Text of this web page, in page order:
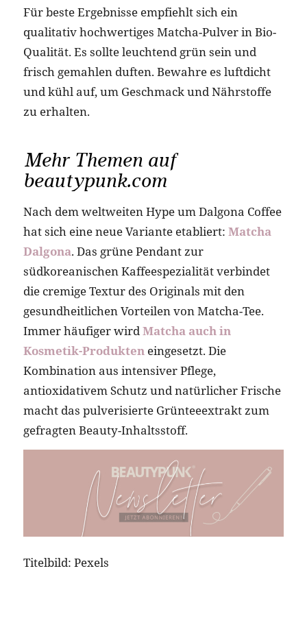
Für beste Ergebnisse empfiehlt sich ein
qualitativ hochwertiges Matcha-Pulver in Bio-
Qualität. Es sollte leuchtend grün sein und
frisch gemahlen duften. Bewahre es luftdicht
und kühl auf, um Geschmack und Nährstoffe
zu erhalten.
Mehr Themen auf
beautypunk.com
Nach dem weltweiten Hype um Dalgona Coffee
hat sich eine neue Variante etabliert: Matcha
Dalgona. Das grüne Pendant zur
südkoreanischen Kaffeespezialität verbindet
die cremige Textur des Originals mit den
gesundheitlichen Vorteilen von Matcha-Tee.
Immer häufiger wirdMatcha auch in
Kosmetik-Produkteneingesetzt. Die
Kombination aus intensiver Pflege,
antioxidativem Schutz und natürlicher Frische
macht das pulverisierte Grünteeextrakt zum
gefragten Beauty-Inhaltsstoff.
Titelbild: Pexels